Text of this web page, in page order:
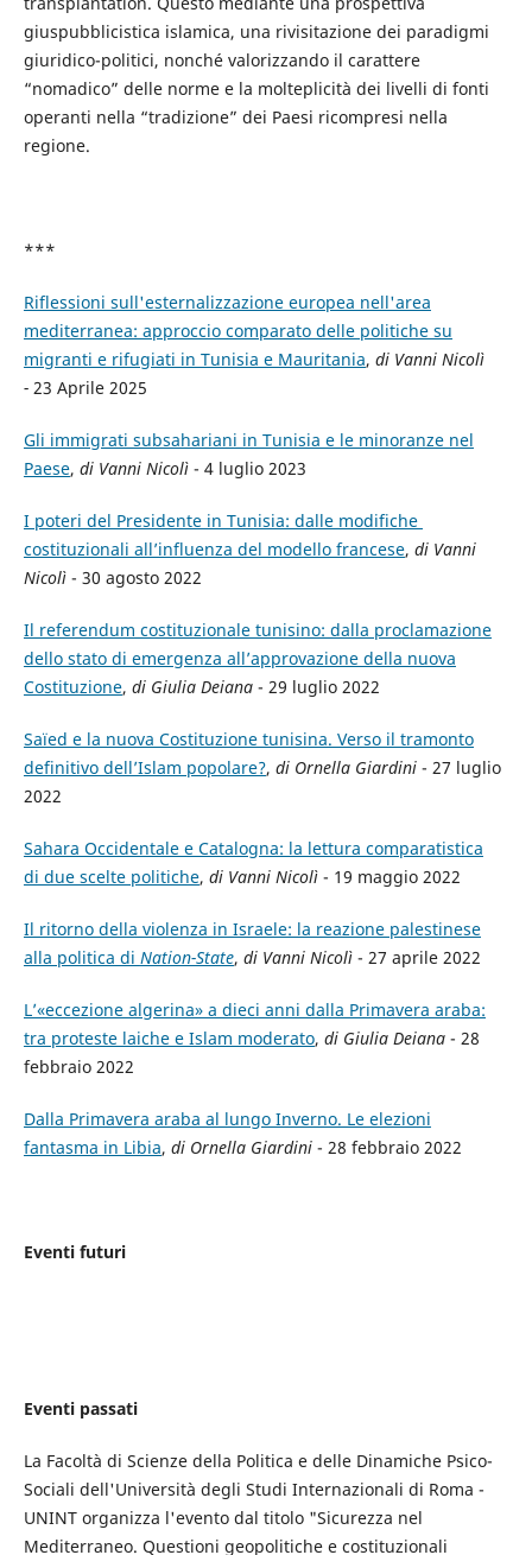
giuspubblicistica islamica, una rivisitazione dei paradigmi
giuridico-politici, nonché valorizzando il carattere
“nomadico” delle norme e la molteplicità dei livelli di fonti
operanti nella “tradizione” dei Paesi ricompresi nella
regione.
***
Riflessioni sull'esternalizzazione europea nell'area
mediterranea: approccio comparato delle politiche su
migranti e rifugiati in Tunisia e Mauritania, di Vanni Nicolì
- 23 Aprile 2025
Gli immigrati subsahariani in Tunisia e le minoranze nel
Paese, di Vanni Nicolì- 4 luglio 2023
I poteri del Presidente in Tunisia: dalle modifiche
costituzionali all’influenza del modello francese, di Vanni
Nicolì- 30 agosto 2022
Il referendum costituzionale tunisino: dalla proclamazione
dello stato di emergenza all’approvazione della nuova
Costituzione, di Giulia Deiana- 29 luglio 2022
Saïed e la nuova Costituzione tunisina. Verso il tramonto
definitivo dell’Islam popolare?, di Ornella Giardini- 27 luglio
2022
Sahara Occidentale e Catalogna: la lettura comparatistica
di due scelte politiche, di Vanni Nicolì- 19 maggio 2022
Il ritorno della violenza in Israele: la reazione palestinese
alla politica di Nation-State, di Vanni Nicolì- 27 aprile 2022
L’«eccezione algerina» a dieci anni dalla Primavera araba:
tra proteste laiche e Islam moderato, di Giulia Deiana- 28
febbraio 2022
Dalla Primavera araba al lungo Inverno. Le elezioni
fantasma in Libia, di Ornella Giardini- 28 febbraio 2022
Eventi futuri
Eventi passati
La Facoltà di Scienze della Politica e delle Dinamiche Psico-
Sociali dell'Università degli Studi Internazionali di Roma -
UNINT organizza l'evento dal titolo "Sicurezza nel
Mediterraneo. Questioni geopolitiche e costituzionali